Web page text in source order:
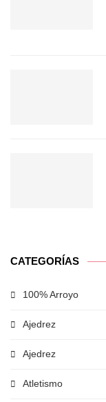
CATEGORÍAS
100% Arroyo
Ajedrez
Ajedrez
Atletismo